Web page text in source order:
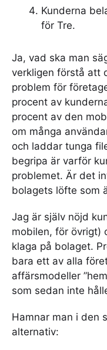
Kunderna
för Tre.
Ja, vad ska man
verkligen förstå att
problem för
procent av
procent av den
om många
och laddar tunga
begripa är varför
problemet. Är det
bolagets löfte som
Jag är själv nöjd
mobilen, för övrigt)
klaga på bolaget.
bara ett av alla
affärsmodeller
som sedan inte
Hamnar man i den
alternativ: